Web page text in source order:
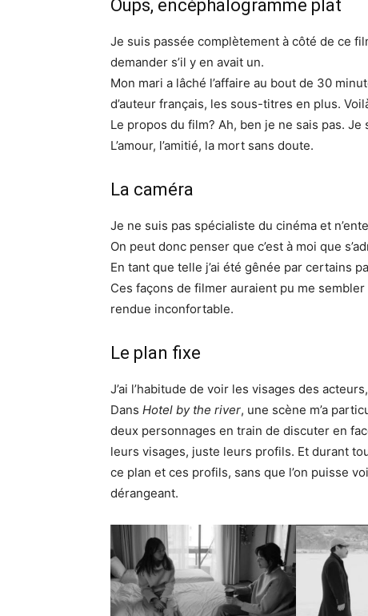
Oups, encéphalogramme plat
Je suis passée complètement à côté de ce
demander s’il y en avait un.
Mon mari a lâché l’affaire au bout de 30
d’auteur français, les sous-titres en plus.
Le propos du film? Ah, ben je ne sais pas.
L’amour, l’amitié, la mort sans doute.
La caméra
Je ne suis pas spécialiste du cinéma et
On peut donc penser que c’est à moi que
En tant que telle j’ai été gênée par certains
Ces façons de filmer auraient pu me
rendue inconfortable.
Le plan fixe
J’ai l’habitude de voir les visages des
Dans Hotel by the river, une scène m’a
deux personnages en train de discuter en
leurs visages, juste leurs profils. Et durant
ce plan et ces profils, sans que l’on puisse
dérangeant.